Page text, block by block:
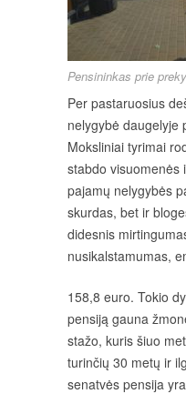
Pensininkas prie
Per pastaruosius
nelygybė daugelyje
Moksliniai tyrimai
stabdo visuomenės
pajamų nelygybės
skurdas, bet ir
didesnis
nusikalstamumas,
158,8 euro. Tokio
pensiją gauna
stažo, kuris šiuo
turinčių 30 metų ir
senatvės pensija